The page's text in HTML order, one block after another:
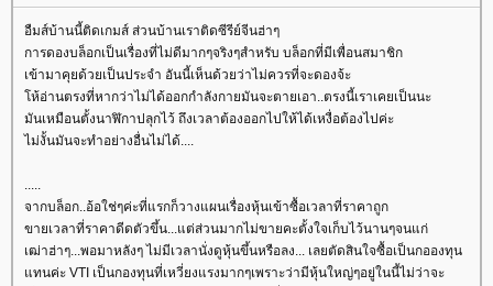
อืมส์บ้านนี้ติดเกมส์ ส่วนบ้านเราติดซีรีย์จีนฮ่าๆ
การดองบล็อกเป็นเรื่องที่ไม่ดีมากๆจริงๆสำหรับ บล็อกที่มีเพื่อนสมาชิก
เข้ามาคุยด้วยเป็นประจำ อันนี้เห็นด้วยว่าไม่ควรที่จะดองจ้ะ
ห้อ่านตรงที่หากว่าไม่ได้ออกกำลังกายมันจะตายเอา..ตรงนี้เราเคยเป็นนะ
มันเหมือนตั้งนาฬิกาปลุกไว้ ถึงเวลาต้องออกไปให้ได้เหงื่อต้องไปค่ะ
ไม่งั้นมันจะทำอย่างอื่นไม่ได้....
.....
จากบล็อก..อ้อใช่ๆค่ะที่แรกก็วางแผนเรื่องหุ้นเข้าซื้อเวลาที่ราคาถูก
ขายเวลาที่ราคาดีดตัวขึ้น...แต่ส่วนมากไม่ขายคะตั้งใจเก็บไว้นานๆจนแก่
เฒ่าฮ่าๆ...พอมาหลังๆ ไม่มีเวลานั่งดูหุ้นขึ้นหรือลง... เลยตัดสินใจซื้อเป็นกอองทุน
ทนค่ะ VTI เป็นกองทุนที่เหวี่ยงแรงมากๆเพราะว่ามีหุ้นใหญ่ๆอยู่ในนี้ไม่ว่าจะ